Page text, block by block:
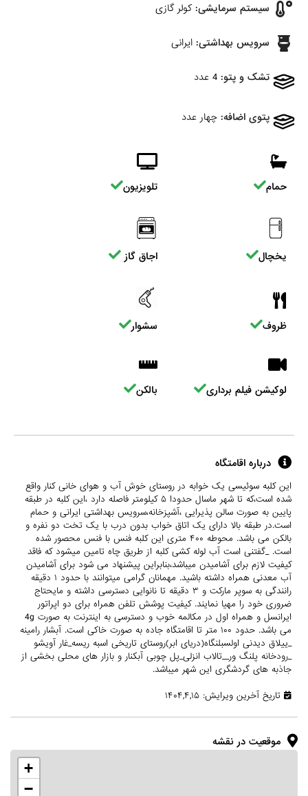
سیستم سرمایشی: کولر گازی
سرویس بهداشتی: ایرانی
تشک و پتو: 4 عدد
پتوی اضافه: چهار عدد
حمام تلویزیون
یخچال اجاق گاز
ظروف سشوار
لوکیشن فیلم برداری بالکن
درباره اقامتگاه
این کلبه سوئیسی یک خوابه در روستای خوش آب و هوای خانی کنار واقع
شده است،که تا شهر ماسال حدودا ۵ کیلومتر فاصله دارد ،این کلبه در طبقه
پایین به صورت سالن پذیرایی ،آشپزخانه،سرویس بهداشتی ایرانی و حمام
است.در طبقه بالا دارای یک اتاق خواب بدون درب با یک تخت دو نفره و
بالکن می باشد. محوطه ۴۰۰ متری این کلبه فنس با فنس محصور شده
است. _گفتنی است آب لوله کشی کلبه از طریق چاه تامین میشود که فاقد
کیفیت لازم برای آشامیدن میباشد،بنابراین پیشنهاد می شود برای آشامیدن
آب معدنی همراه داشته باشید. مهمانان گرامی میتوانند با حدود ۱ دقیقه
رانندگی به سوپر مارکت و ۳ دقیقه تا نانوایی دسترسی داشته و مایحتاج
ضروری خود را مهیا نمایند. کیفیت پوشش تلفن همراه برای دو اپراتور
ایرانسل و همراه اول در مکالمه خوب و دسترسی به اینترنت به صورت 4g
می باشد. حدود ۱۰۰ متر تا اقامتگاه جاده به صورت خاکی است. آبشار رامینه
_ییلاق دیدنی اولسبلنگاه(دریای ابر)روستای تاریخی اسبه ریسه_غار آویشو
_رودخانه پلنگ ور__تالاب انزلی_پل چوبی آبکنار و بازار های محلی بخشی از
جاذبه های گردشگری این شهر میباشد.
تاریخ آخرین ویرایش: ۱۴۰۴,۴,۱۵
موقعیت در نقشه
+
−